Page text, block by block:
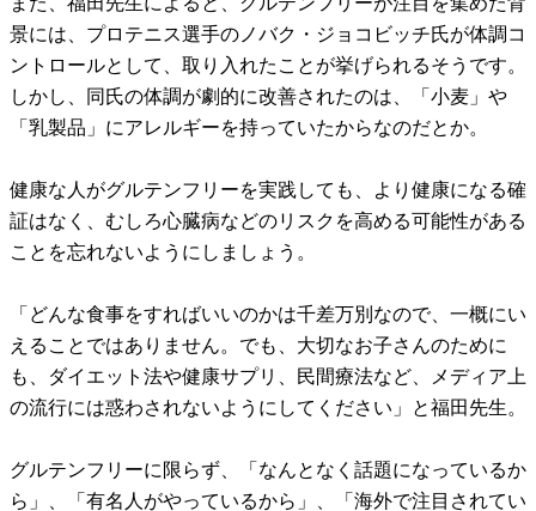
景には、プロテニス選手のノバク・ジョコビッチ氏が体調コ
ントロールとして、取り入れたことが挙げられるそうです。
しかし、同氏の体調が劇的に改善されたのは、「小麦」や
「乳製品」にアレルギーを持っていたからなのだとか。
健康な人がグルテンフリーを実践しても、より健康になる確
証はなく、むしろ心臓病などのリスクを高める可能性がある
ことを忘れないようにしましょう。
「どんな食事をすればいいのかは千差万別なので、一概にい
えることではありません。でも、大切なお子さんのために
も、ダイエット法や健康サプリ、民間療法など、メディア上
の流行には惑わされないようにしてください」と福田先生。
グルテンフリーに限らず、「なんとなく話題になっているか
ら」、「有名人がやっているから」、「海外で注目されてい